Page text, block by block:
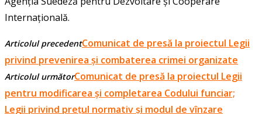
Internațională.
Articolul precedentComunicat de presă la proiectul Legii
privind prevenirea și combaterea crimei organizate
Articolul următorComunicat de presă la proiectul Legii
pentru modificarea și completarea Codului funciar;
Legii privind prețul normativ și modul de vînzare